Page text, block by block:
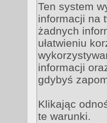
Ten system
informacji na
żadnych
ułatwieniu
informacji
gdybyś
Klikając
te warunki.